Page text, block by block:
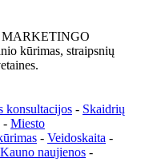
kūrimas, straipsnių
konsultacijos - Skaidrių
- Miesto
- Veidoskaita -
Kauno naujienos -